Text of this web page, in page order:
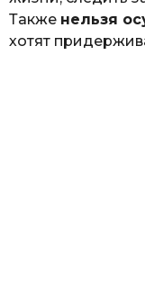
Также нельзя
хотят